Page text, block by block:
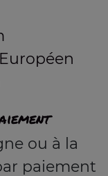
ou à la
paiement